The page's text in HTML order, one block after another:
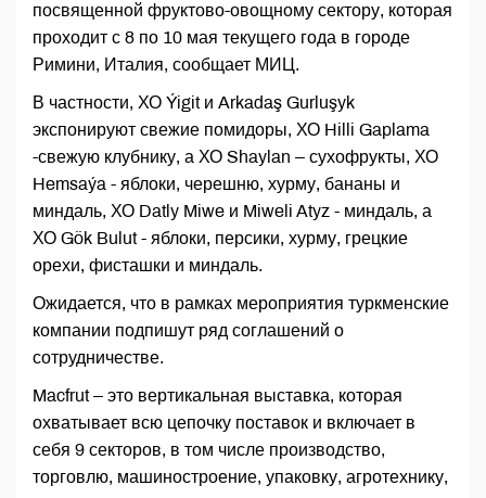
посвященной фруктово-овощному сектору, которая
проходит с 8 по 10 мая текущего года в городе
Римини, Италия, сообщает МИЦ.
В частности, ХО Ýigit и Arkadaş Gurluşyk
экспонируют свежие помидоры, ХО Hilli Gaplama
-свежую клубнику, а ХО Shaylan – сухофрукты, ХО
Hemsaýa - яблоки, черешню, хурму, бананы и
миндаль, ХО Datly Miwe и Miweli Atyz - миндаль, а
ХО Gök Bulut - яблоки, персики, хурму, грецкие
орехи, фисташки и миндаль.
Ожидается, что в рамках мероприятия туркменские
компании подпишут ряд соглашений о
сотрудничестве.
Macfrut – это вертикальная выставка, которая
охватывает всю цепочку поставок и включает в
себя 9 секторов, в том числе производство,
торговлю, машиностроение, упаковку, агротехнику,